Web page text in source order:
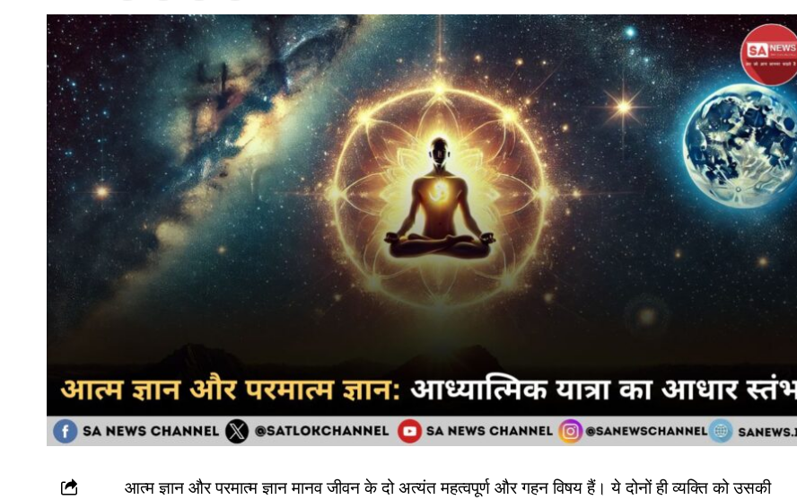
आत्म ज्ञान और परमात्म ज्ञान मानव जीवन के दो अत्यंत महत्वपूर्ण और गहन विषय हैं। ये दोनों ही व्यक्ति को उसकी